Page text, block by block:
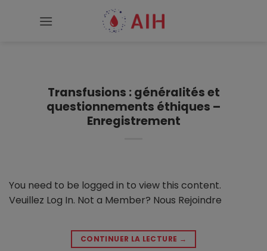
Transfusions : généralités et
questionnements éthiques –
Enregistrement
You need to be logged in to view this content.
Veuillez Log In. Not a Member? Nous Rejoindre
CONTINUER LA LECTURE →